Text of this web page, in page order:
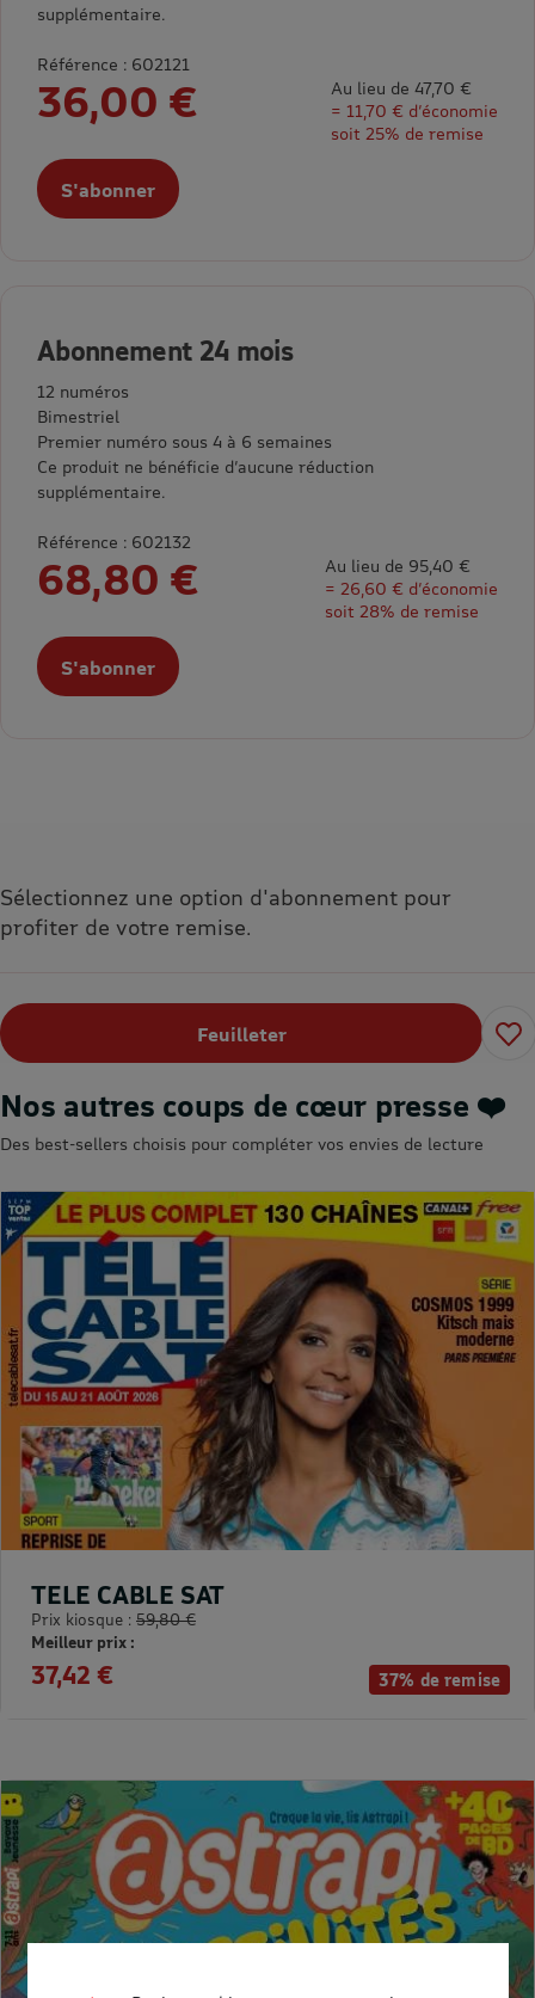
supplémentaire.
Référence : 602121
36,00 €
Au lieu de 47,70 €
= 11,70 € d’économie
soit 25% de remise
S'abonner
Abonnement 24 mois
12 numéros
Bimestriel
Premier numéro sous 4 à 6 semaines
Ce produit ne bénéficie d’aucune réduction
supplémentaire.
Référence : 602132
68,80 €
Au lieu de 95,40 €
= 26,60 € d’économie
soit 28% de remise
S'abonner
Sélectionnez une option d'abonnement pour
profiter de votre remise.
Feuilleter
Nos autres coups de cœur presse ❤️
Des best-sellers choisis pour compléter vos envies de lecture
37% de remise
TELE CABLE SAT
Prix kiosque : 59,80 €
Meilleur prix :
37,42 €